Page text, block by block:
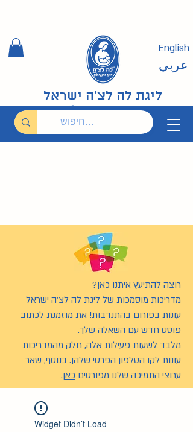
ליגת לה לצ'ה ישראל
English
عربي
רוצה להתיעץ איתנו כאן?
מדריכות מוסמכות של ליגת לה לצ’ה ישראל
עונות בפורום בהתנדבות! את מוזמנת לכתוב
פוסט חדש עם השאלה שלך.
מלבד לשעות פעילות אלה, חלק מהמדריכות
עונות לקו הטלפון הפרטי שלהן. בנוסף, שאר
ערוצי התמיכה שלנו מפורטים כאן.
Widget Didn’t Load